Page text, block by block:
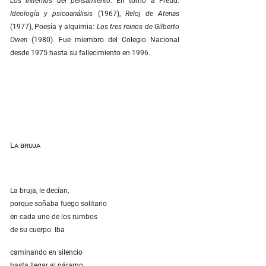
Ideología y psicoanálisis (1967), Reloj de Atenas
(1977), Poesía y alquimia: Los tres reinos de Gilberto
Owen (1980). Fue miembro del Colegio Nacional
desde 1975 hasta su fallecimiento en 1996.
La bruja
La bruja, le decían,
porque soñaba fuego solitario
en cada uno de los rumbos
de su cuerpo. Iba
caminando en silencio